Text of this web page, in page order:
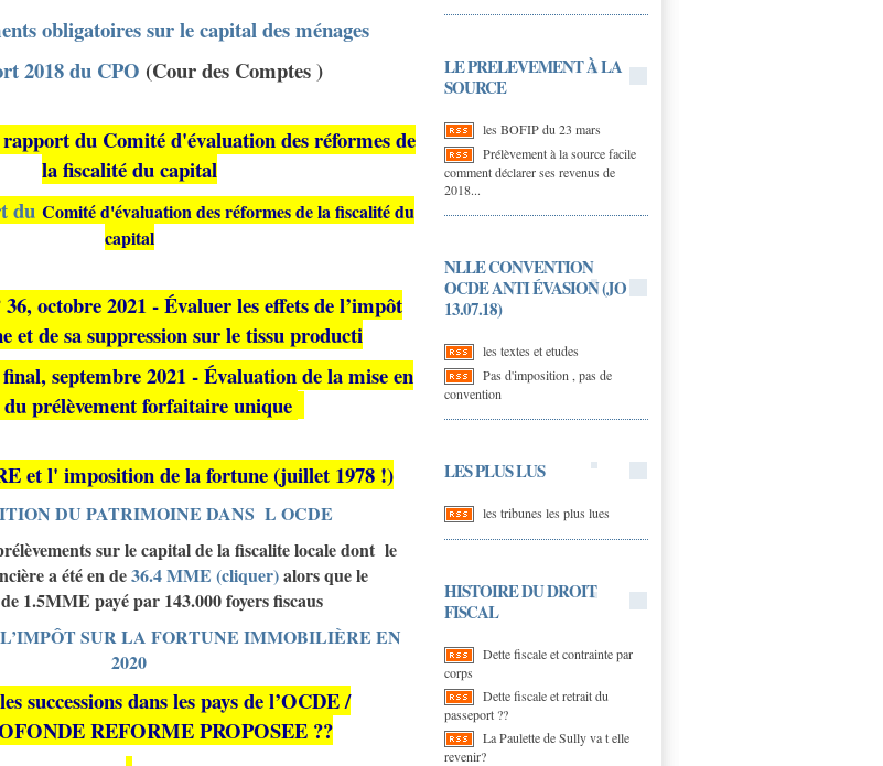
LE PRELEVEMENT À LA
SOURCE
les BOFIP du 23 mars
Prélèvement à la source facile
comment déclarer ses revenus de
2018...
NLLE CONVENTION
OCDE ANTI ÉVASION (JO
13.07.18)
les textes et etudes
Pas d'imposition , pas de
convention
LES PLUS LUS
les tribunes les plus lues
HISTOIRE DU DROIT
FISCAL
Dette fiscale et contrainte par
corps
Dette fiscale et retrait du
passeport ??
La Paulette de Sully va t elle
revenir?
obligatoires sur le capital des ménages
2018 du CPO (Cour des Comptes )
du Comité d'évaluation des réformes de
la fiscalité du capital
du Comité d'évaluation des réformes de la fiscalité du
capital
octobre 2021 - Évaluer les effets de l’impôt
et de sa suppression sur le tissu producti
septembre 2021 - Évaluation de la mise en
du prélèvement forfaitaire unique
et l' imposition de la fortune (juillet 1978 !)
DU PATRIMOINE DANS L OCDE
sur le capital de la fiscalite locale dont le
a été en de36.4 MME (cliquer)alors que le
1.5MME payé par 143.000 foyers fiscaus
SUR LA FORTUNE IMMOBILIÈRE EN
2020
successions dans les pays de l’OCDE /
REFORME PROPOSEE ??